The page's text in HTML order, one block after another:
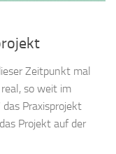
Zeitpunkt mal
so weit im
Praxisprojekt
Projekt auf der